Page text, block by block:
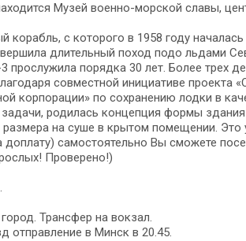
Музей военно-морской славы,
корабль, с которого в 1958 году
длительный поход подо льдами
порядка 30 лет. Более трех
совместной инициативе
корпорации» по сохранению лодки в
задачи, родилась концепция формы
размера на суше в крытом помещении. Это
самостоятельно Вы сможете
Проверено!)
Трансфер на вокзал.
отправление в Минск в 20.45.